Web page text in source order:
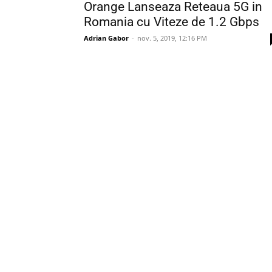
Orange Lanseaza Reteaua 5G in
Romania cu Viteze de 1.2 Gbps
Adrian Gabor - nov. 5, 2019, 12:16 PM